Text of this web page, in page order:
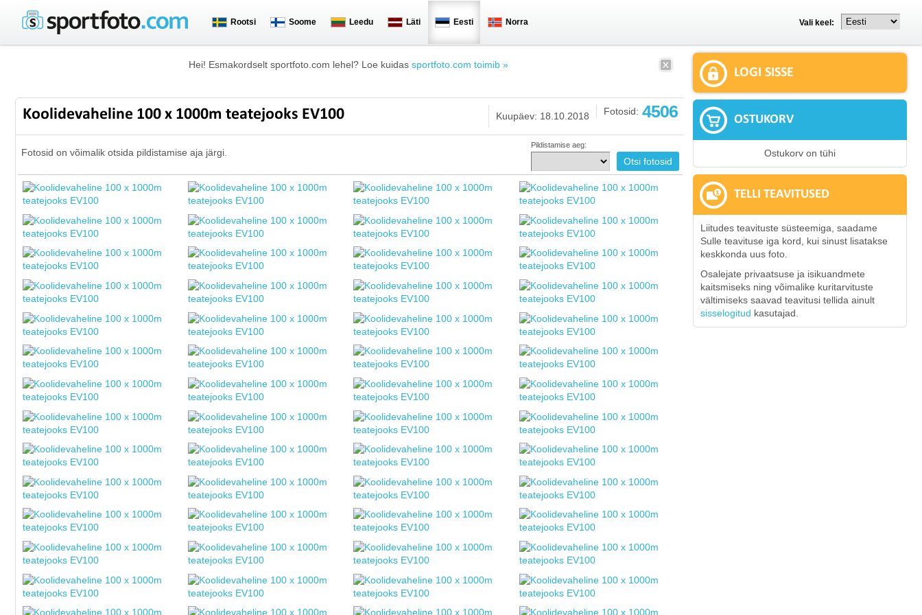
Rootsi Soome Leedu Läti Eesti Norra Vali keel:
Hei! Esmakordselt sportfoto.com lehel? Loe kuidas sportfoto.com toimib »
Koolidevaheline 100 x 1000m teatejooks EV100 Fotosid: 4506
Kuupäev: 18.10.2018
Fotosid on võimalik otsida pildistamise aja järgi.
Pildistamise aeg:
LOGI SISSE
OSTUKORV
Ostukorv on tühi
TELLI TEAVITUSED
Liitudes teavituste süsteemiga, saadame
Sulle teavituse iga kord, kui sinust lisatakse
keskkonda uus foto.
Osalejate privaatsuse ja isikuandmete
kaitsmiseks ning võimalike kuritarvituste
vältimiseks saavad teavitusi tellida ainult
sisselogitud kasutajad.